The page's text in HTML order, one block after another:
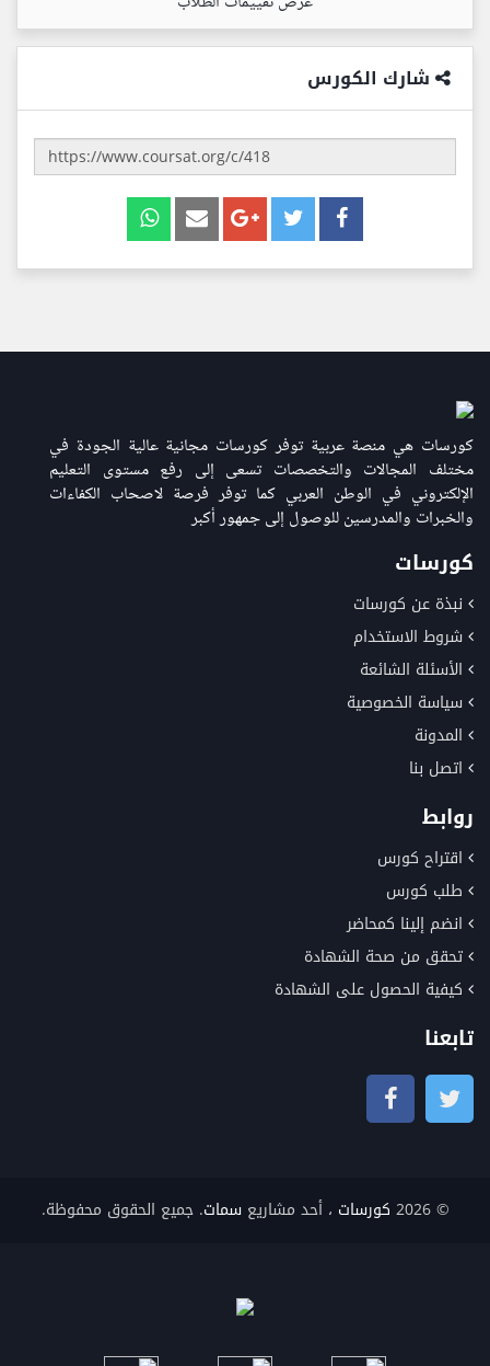
شارك الكورس
كورسات هي منصة عربية توفر كورسات مجانية عالية الجودة في
مختلف المجالات والتخصصات تسعى إلى رفع مستوى التعليم
الإلكتروني في الوطن العربي كما توفر فرصة لاصحاب الكفاءات
والخبرات والمدرسين للوصول إلى جمهور أكبر
كورسات
نبذة عن كورسات
شروط الاستخدام
الأسئلة الشائعة
سياسة الخصوصية
المدونة
اتصل بنا
روابط
اقتراح كورس
طلب كورس
انضم إلينا كمحاضر
تحقق من صحة الشهادة
كيفية الحصول على الشهادة
تابعنا
© 2026 كورسات ، أحد مشاريعسمات. جميع الحقوق محفوظة.